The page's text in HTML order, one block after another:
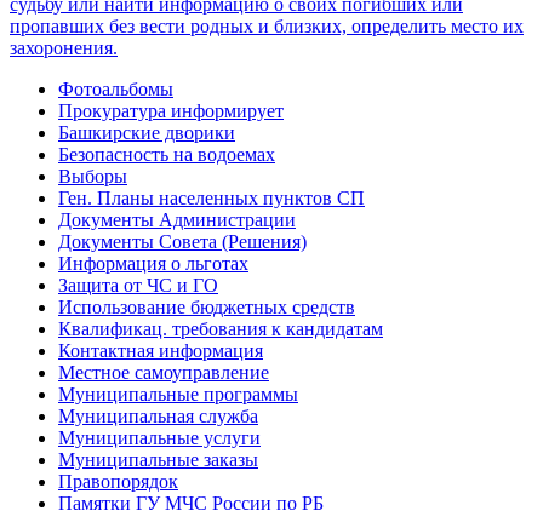
Фотоальбомы
Прокуратура информирует
Башкирские дворики
Безопасность на водоемах
Выборы
Ген. Планы населенных пунктов СП
Документы Администрации
Документы Совета (Решения)
Информация о льготах
Защита от ЧС и ГО
Использование бюджетных средств
Квалификац. требования к кандидатам
Контактная информация
Местное самоуправление
Муниципальные программы
Муниципальная служба
Муниципальные услуги
Муниципальные заказы
Правопорядок
Памятки ГУ МЧС России по РБ